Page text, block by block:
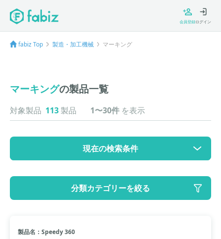
会員登録ログイン
fabiz Top 製造・加工機械 マーキング
マーキングの製品一覧
対象製品 113 製品 1〜30件 を表示
現在の検索条件
大カテゴリ: 製造・加工機械分類カテゴリーを絞る
製品名：Speedy 360